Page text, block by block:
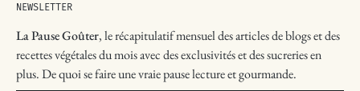
NEWSLETTER
La Pause Goûter, le récapitulatif mensuel des articles de blogs et des
recettes végétales du mois avec des exclusivités et des sucreries en
plus. De quoi se faire une vraie pause lecture et gourmande.